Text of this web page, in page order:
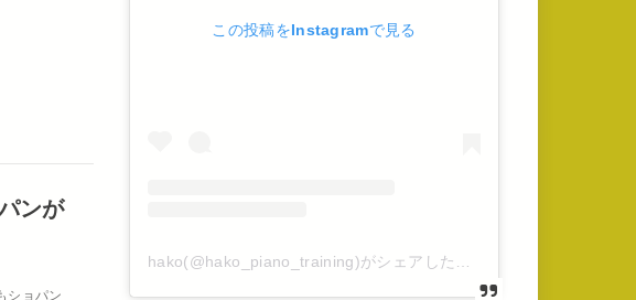
ンが
ショパン
この投稿をInstagramで見る
hako(@hako_piano_training)がシェアした投稿